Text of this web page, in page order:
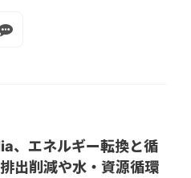
、エネルギー転換と循
出削減や水・資源循環